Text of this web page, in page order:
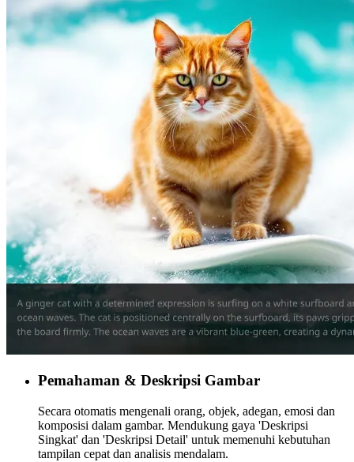
Pemahaman & Deskripsi Gambar
Secara otomatis mengenali orang, objek, adegan, emosi dan
komposisi dalam gambar. Mendukung gaya 'Deskripsi
Singkat' dan 'Deskripsi Detail' untuk memenuhi kebutuhan
tampilan cepat dan analisis mendalam.